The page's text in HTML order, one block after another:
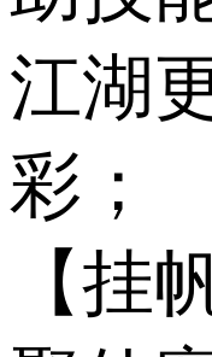
江湖
彩；
【挂